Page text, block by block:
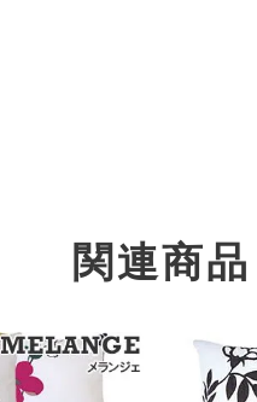
関連商品